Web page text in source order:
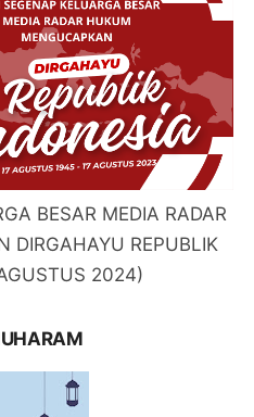
BESAR MEDIA RADAR
DIRGAHAYU REPUBLIK
2024)